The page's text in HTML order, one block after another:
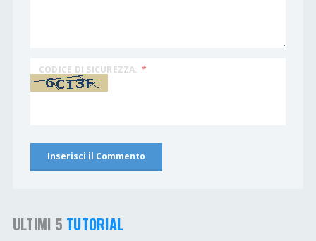
CODICE DI SICUREZZA: *
ULTIMI 5 TUTORIAL